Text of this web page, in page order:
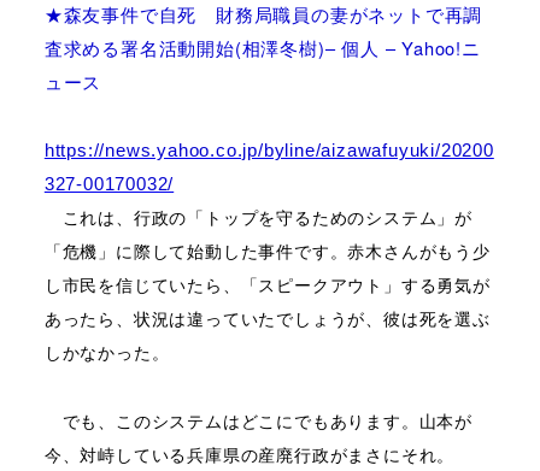
★森友事件で自死 財務局職員の妻がネットで再調
査求める署名活動開始(相澤冬樹)– 個人 – Yahoo!ニ
ュース
https://news.yahoo.co.jp/byline/aizawafuyuki/20200
327-00170032/
これは、行政の「トップを守るためのシステム」が
「危機」に際して始動した事件です。赤木さんがもう少
し市民を信じていたら、「スピークアウト」する勇気が
あったら、状況は違っていたでしょうが、彼は死を選ぶ
しかなかった。
でも、このシステムはどこにでもあります。山本が
今、対峙している兵庫県の産廃行政がまさにそれ。